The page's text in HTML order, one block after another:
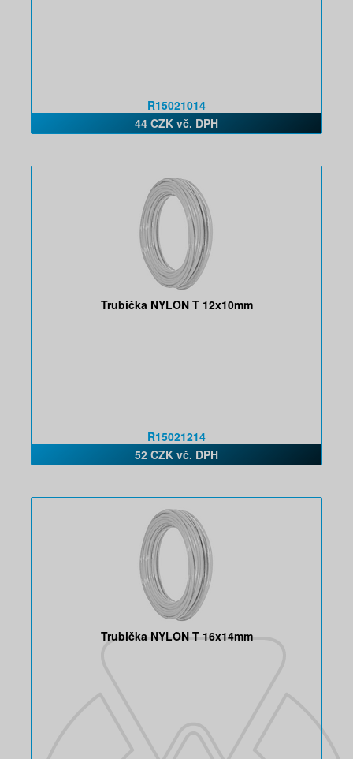
R15021014
44 CZK vč. DPH
Trubička NYLON T 12x10mm
R15021214
52 CZK vč. DPH
Trubička NYLON T 16x14mm